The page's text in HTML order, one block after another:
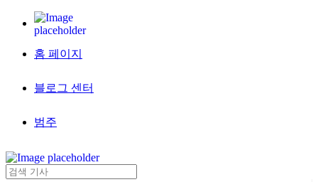
홈 페이지
블로그 센터
범주